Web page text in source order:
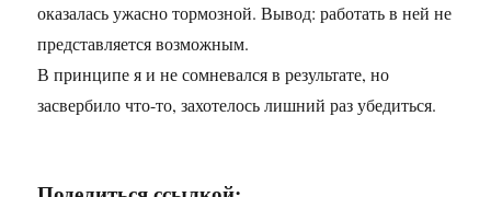
оказалась ужасно тормозной. Вывод: работать в ней не
представляется возможным.
В принципе я и не сомневался в результате, но
засвербило что-то, захотелось лишний раз убедиться.